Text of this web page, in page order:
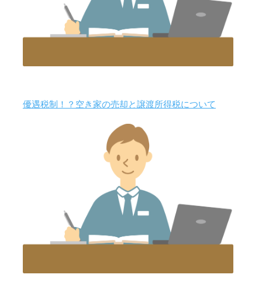
優遇税制！？空き家の売却と譲渡所得税について